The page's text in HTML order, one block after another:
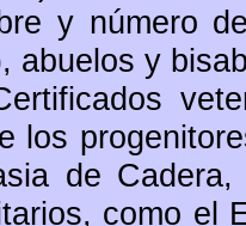
y número
abuelos y
los
de
como el